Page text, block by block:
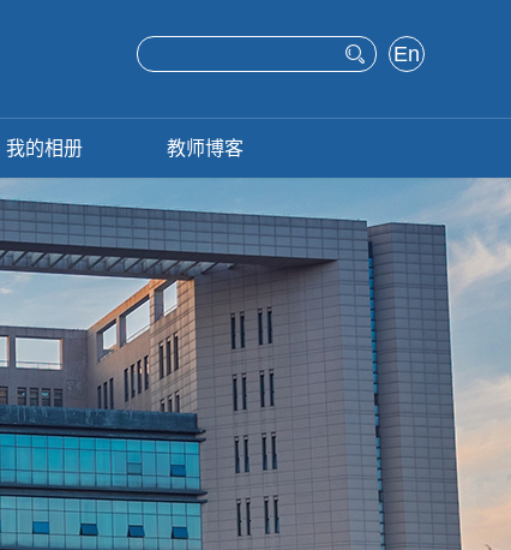
En
h
我的相册 教师博客